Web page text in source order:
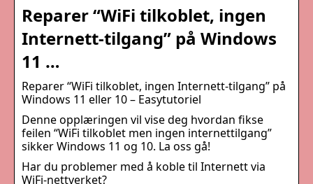
Reparer “WiFi tilkoblet, ingen
Internett-tilgang” på Windows
11 …
Reparer “WiFi tilkoblet, ingen Internett-tilgang” på
Windows 11 eller 10 – Easytutoriel
Denne opplæringen vil vise deg hvordan fikse
feilen “WiFi tilkoblet men ingen internettilgang”
sikker Windows 11 og 10. La oss gå!
Har du problemer med å koble til Internett via
WiFi-nettverket?